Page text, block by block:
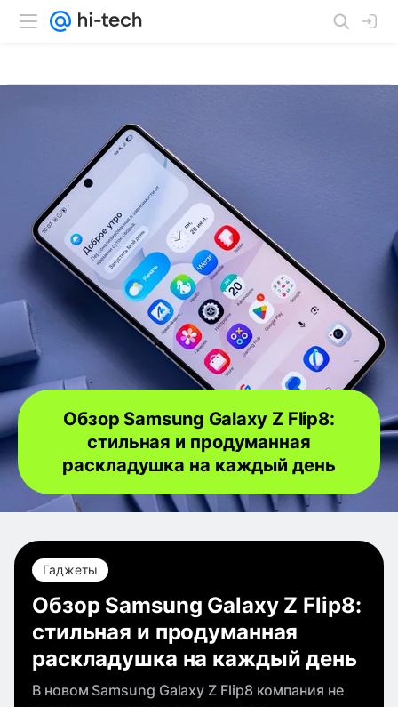
Обзор Samsung Galaxy Z Flip8:
стильная и продуманная
раскладушка на каждый день
Гаджеты
Обзор Samsung Galaxy Z Flip8:
стильная и продуманная
раскладушка на каждый день
В новом Samsung Galaxy Z Flip8 компания не